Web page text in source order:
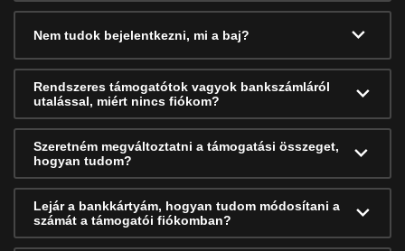
Nem tudok bejelentkezni, mi a baj?
Rendszeres támogatótok vagyok bankszámláról
utalással, miért nincs fiókom?
Szeretném megváltoztatni a támogatási összeget,
hogyan tudom?
Lejár a bankkártyám, hogyan tudom módosítani a
számát a támogatói fiókomban?